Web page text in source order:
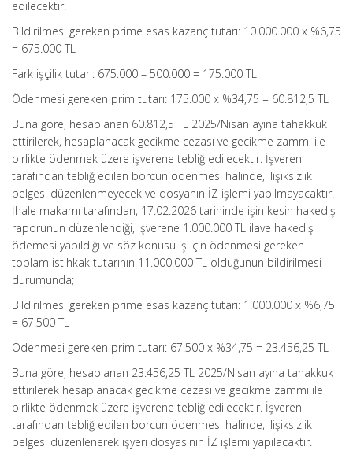
edilecektir.
Bildirilmesi gereken prime esas kazanç tutarı: 10.000.000 x %6,75
= 675.000 TL
Fark işçilik tutarı: 675.000 – 500.000 = 175.000 TL
Ödenmesi gereken prim tutarı: 175.000 x %34,75 = 60.812,5 TL
Buna göre, hesaplanan 60.812,5 TL 2025/Nisan ayına tahakkuk
ettirilerek, hesaplanacak gecikme cezası ve gecikme zammı ile
birlikte ödenmek üzere işverene tebliğ edilecektir. İşveren
tarafından tebliğ edilen borcun ödenmesi halinde, ilişiksizlik
belgesi düzenlenmeyecek ve dosyanın İZ işlemi yapılmayacaktır.
İhale makamı tarafından, 17.02.2026 tarihinde işin kesin hakediş
raporunun düzenlendiği, işverene 1.000.000 TL ilave hakediş
ödemesi yapıldığı ve söz konusu iş için ödenmesi gereken
toplam istihkak tutarının 11.000.000 TL olduğunun bildirilmesi
durumunda;
Bildirilmesi gereken prime esas kazanç tutarı: 1.000.000 x %6,75
= 67.500 TL
Ödenmesi gereken prim tutarı: 67.500 x %34,75 = 23.456,25 TL
Buna göre, hesaplanan 23.456,25 TL 2025/Nisan ayına tahakkuk
ettirilerek hesaplanacak gecikme cezası ve gecikme zammı ile
birlikte ödenmek üzere işverene tebliğ edilecektir. İşveren
tarafından tebliğ edilen borcun ödenmesi halinde, ilişiksizlik
belgesi düzenlenerek işyeri dosyasının İZ işlemi yapılacaktır.